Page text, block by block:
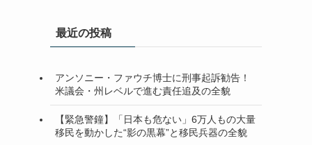
ブ最近の投稿
アンソニー・ファウチ博士に刑事起訴勧告！
米議会・州レベルで進む責任追及の全貌
【緊急警鐘】「日本も危ない」6万人もの大量
移民を動かした“影の黒幕”と移民兵器の全貌